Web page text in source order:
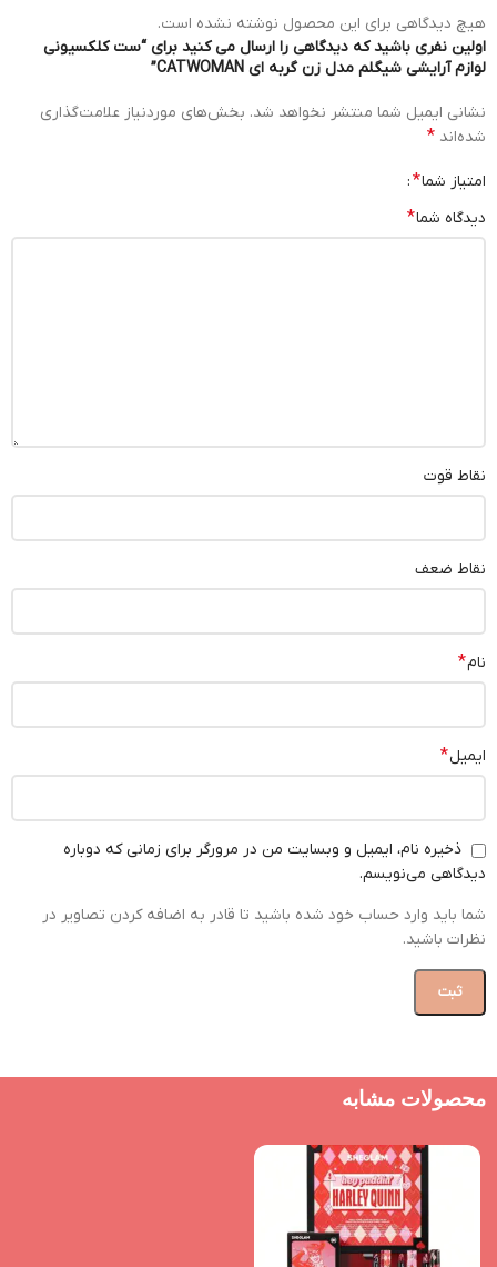
هیچ دیدگاهی برای این محصول نوشته نشده است.
اولین نفری باشید که دیدگاهی را ارسال می کنید برای “ست کلکسیونی
لوازم آرایشی شیگلم مدل زن گربه ای CATWOMAN”
نشانی ایمیل شما منتشر نخواهد شد. بخش‌های موردنیاز علامت‌گذاری
شده‌اند *
امتیاز شما*
دیدگاه شما*
نقاط قوت
نقاط ضعف
نام*
ایمیل*
ذخیره نام، ایمیل و وبسایت من در مرورگر برای زمانی که دوباره
دیدگاهی می‌نویسم.
شما باید وارد حساب خود شده باشید تا قادر به اضافه کردن تصاویر در
نظرات باشید.
محصولات مشابه